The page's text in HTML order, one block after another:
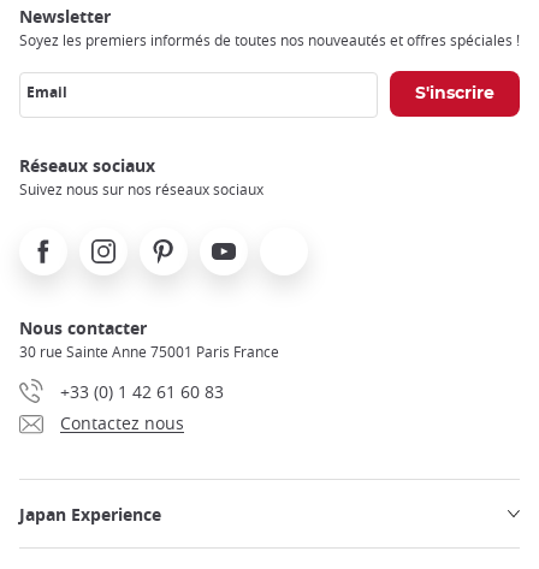
Newsletter
Soyez les premiers informés de toutes nos nouveautés et offres spéciales !
Email
Réseaux sociaux
Suivez nous sur nos réseaux sociaux
FacebookInstagramPinterest Youtube
Nous contacter
30 rue Sainte Anne 75001 Paris France
+33 (0) 1 42 61 60 83
Contactez nous
Japan Experience